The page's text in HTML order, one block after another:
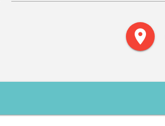
location_on